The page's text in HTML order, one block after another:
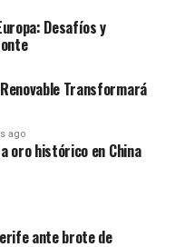
una serie de
ellas, el aumento de
(GNL) desde
aceleración de la
renovable.
de las
es
Desafíos y
Transformará
ago
oro histórico en China
ante brote de